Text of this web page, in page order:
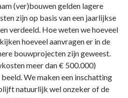
(ver)bouwen gelden lagere
zijn op basis van een jaarlijkse
verdeeld. Hoe weten we hoeveel
hoeveel aanvragen er in de
bouwprojecten zijn geweest.
meer dan € 500.000)
We maken een inschatting
natuurlijk wel onzeker of de